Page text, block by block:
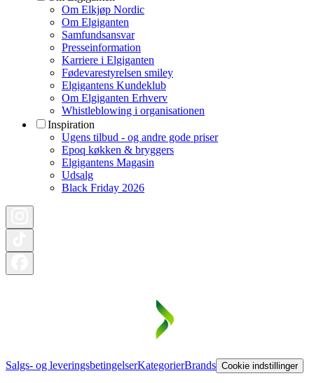
Om Elkjøp Nordic
Om Elgiganten
Samfundsansvar
Presseinformation
Karriere i Elgiganten
Fødevarestyrelsen smiley
Elgigantens Kundeklub
Om Elgiganten Erhverv
Whistleblowing i organisationen
Inspiration
Ugens tilbud - og andre gode priser
Epoq køkken & bryggers
Elgigantens Magasin
Udsalg
Black Friday 2026
Salgs- og leveringsbetingelserKategorierBrands Cookie indstillinger